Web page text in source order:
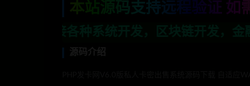
本站源码支持远程验证 如
统开发，区块链开发，金融理财系统开